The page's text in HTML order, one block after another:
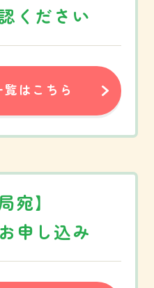
ご相談受付フォーム
プライバシーポリシー
ページ
ください
はこちら
宛】
申し込み